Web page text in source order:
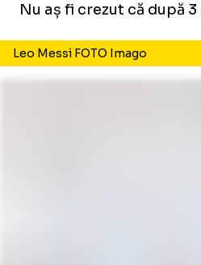
Nu aș fi crezut că după
Leo Messi FOTO Imago